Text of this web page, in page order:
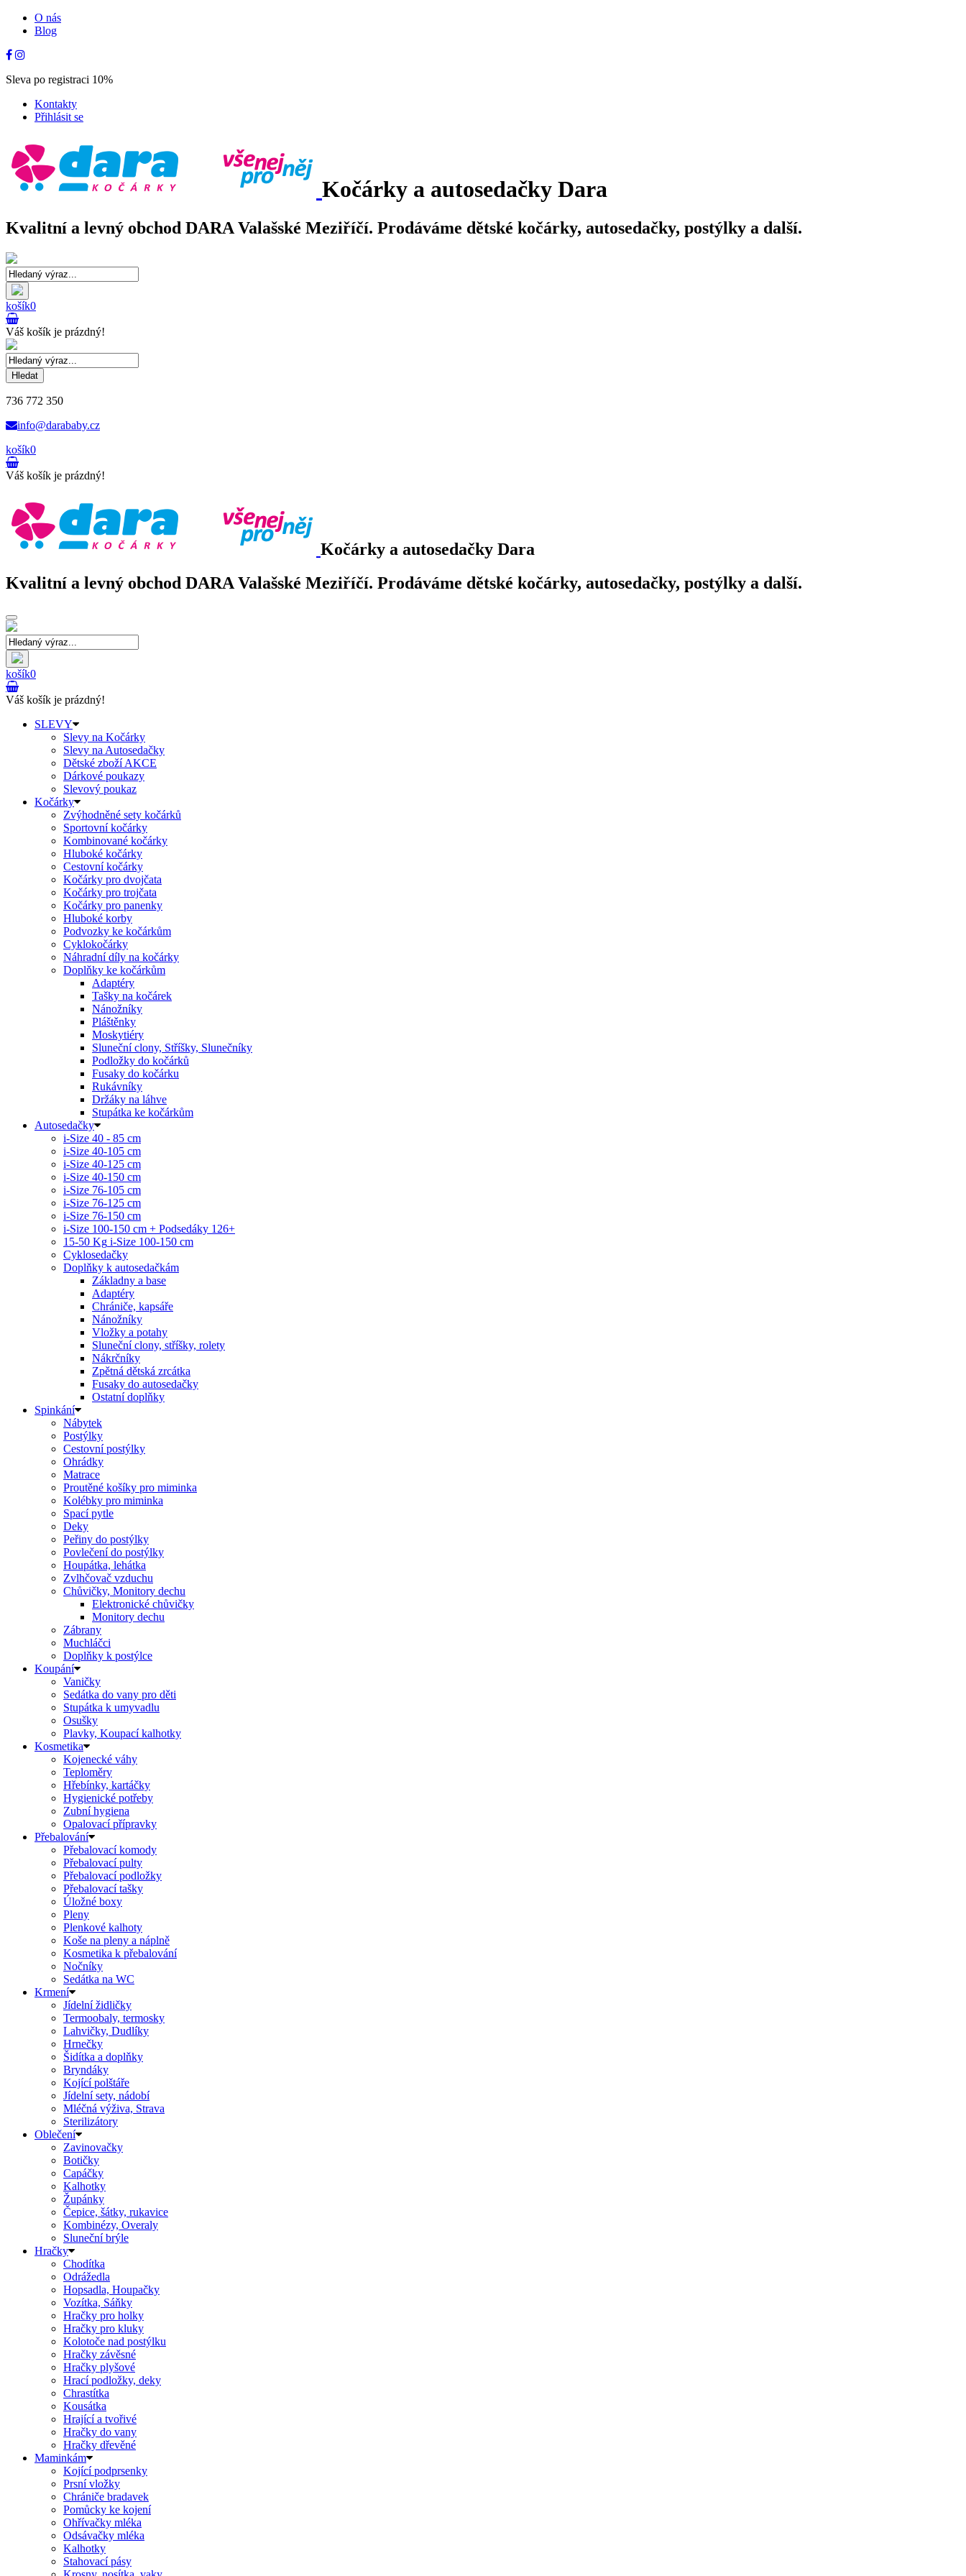
O nás
Blog
Sleva po registraci 10%
Kontakty
Přihlásit se
Kočárky a autosedačky Dara
Kvalitní a levný obchod DARA Valašské Meziříčí. Prodáváme dětské kočárky, autosedačky, postýlky a další.
košík0
Váš košík je prázdný!
Hledat
736 772 350
info@darababy.cz
košík0
Váš košík je prázdný!
Kočárky a autosedačky Dara
Kvalitní a levný obchod DARA Valašské Meziříčí. Prodáváme dětské kočárky, autosedačky, postýlky a další.
Toggle
navigation
košík0
Váš košík je prázdný!
SLEVY
Slevy na Kočárky
Slevy na Autosedačky
Dětské zboží AKCE
Dárkové poukazy
Slevový poukaz
Kočárky
Zvýhodněné sety kočárků
Sportovní kočárky
Kombinované kočárky
Hluboké kočárky
Cestovní kočárky
Kočárky pro dvojčata
Kočárky pro trojčata
Kočárky pro panenky
Hluboké korby
Podvozky ke kočárkům
Cyklokočárky
Náhradní díly na kočárky
Doplňky ke kočárkům
Adaptéry
Tašky na kočárek
Nánožníky
Pláštěnky
Moskytiéry
Sluneční clony, Stříšky, Slunečníky
Podložky do kočárků
Fusaky do kočárku
Rukávníky
Držáky na láhve
Stupátka ke kočárkům
Autosedačky
i-Size 40 - 85 cm
i-Size 40-105 cm
i-Size 40-125 cm
i-Size 40-150 cm
i-Size 76-105 cm
i-Size 76-125 cm
i-Size 76-150 cm
i-Size 100-150 cm + Podsedáky 126+
15-50 Kg i-Size 100-150 cm
Cyklosedačky
Doplňky k autosedačkám
Základny a base
Adaptéry
Chrániče, kapsáře
Nánožníky
Vložky a potahy
Sluneční clony, stříšky, rolety
Nákrčníky
Zpětná dětská zrcátka
Fusaky do autosedačky
Ostatní doplňky
Spinkání
Nábytek
Postýlky
Cestovní postýlky
Ohrádky
Matrace
Proutěné košíky pro miminka
Kolébky pro miminka
Spací pytle
Deky
Peřiny do postýlky
Povlečení do postýlky
Houpátka, lehátka
Zvlhčovač vzduchu
Chůvičky, Monitory dechu
Elektronické chůvičky
Monitory dechu
Zábrany
Muchláčci
Doplňky k postýlce
Koupání
Vaničky
Sedátka do vany pro děti
Stupátka k umyvadlu
Osušky
Plavky, Koupací kalhotky
Kosmetika
Kojenecké váhy
Teploměry
Hřebínky, kartáčky
Hygienické potřeby
Zubní hygiena
Opalovací přípravky
Přebalování
Přebalovací komody
Přebalovací pulty
Přebalovací podložky
Přebalovací tašky
Úložné boxy
Pleny
Plenkové kalhoty
Koše na pleny a náplně
Kosmetika k přebalování
Nočníky
Sedátka na WC
Krmení
Jídelní židličky
Termoobaly, termosky
Lahvičky, Dudlíky
Hrnečky
Šidítka a doplňky
Bryndáky
Kojící polštáře
Jídelní sety, nádobí
Mléčná výživa, Strava
Sterilizátory
Oblečení
Zavinovačky
Botičky
Capáčky
Kalhotky
Župánky
Čepice, šátky, rukavice
Kombinézy, Overaly
Sluneční brýle
Hračky
Chodítka
Odrážedla
Hopsadla, Houpačky
Vozítka, Sáňky
Hračky pro holky
Hračky pro kluky
Kolotoče nad postýlku
Hračky závěsné
Hračky plyšové
Hrací podložky, deky
Chrastítka
Kousátka
Hrající a tvořivé
Hračky do vany
Hračky dřevěné
Maminkám
Kojící podprsenky
Prsní vložky
Chrániče bradavek
Pomůcky ke kojení
Ohřívačky mléka
Odsávačky mléka
Kalhotky
Stahovací pásy